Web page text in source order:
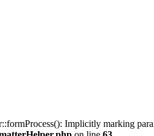
Implicitly marking